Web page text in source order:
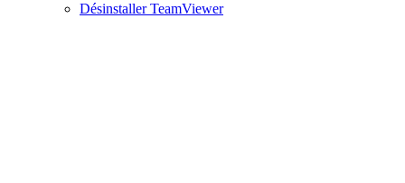
Désinstaller TeamViewer